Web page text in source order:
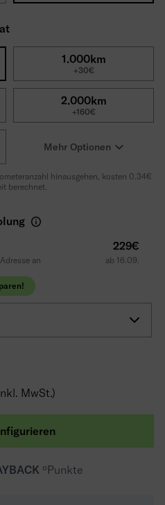
g/km
1.000km
+30€
2.000km
+160€
Mehr Optionen
hinausgehen, kosten 0.34€
berechnet.
an
229€
ab 16.09.
MwSt.)
ºPunkte